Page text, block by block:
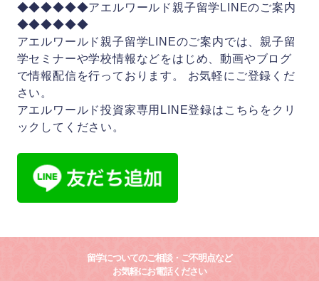
◆◆◆◆◆◆アエルワールド親子留学LINEのご案内
◆◆◆◆◆◆
アエルワールド親子留学LINEのご案内では、親子留
学セミナーや学校情報などをはじめ、動画やブログ
で情報配信を行っております。 お気軽にご登録くだ
さい。
アエルワールド投資家専用LINE登録は こちら をクリ
ックしてください。
留学についてのご相談・ご不明点など
お気軽にお電話ください